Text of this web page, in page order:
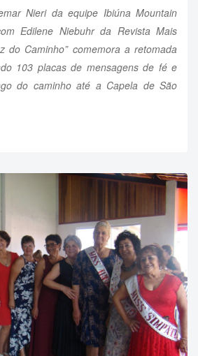
Nieri da equipe Ibiúna Mountain
Edilene Niebuhr da Revista Mais
do Caminho” comemora a retomada
103 placas de mensagens de fé e
do caminho até a Capela de São